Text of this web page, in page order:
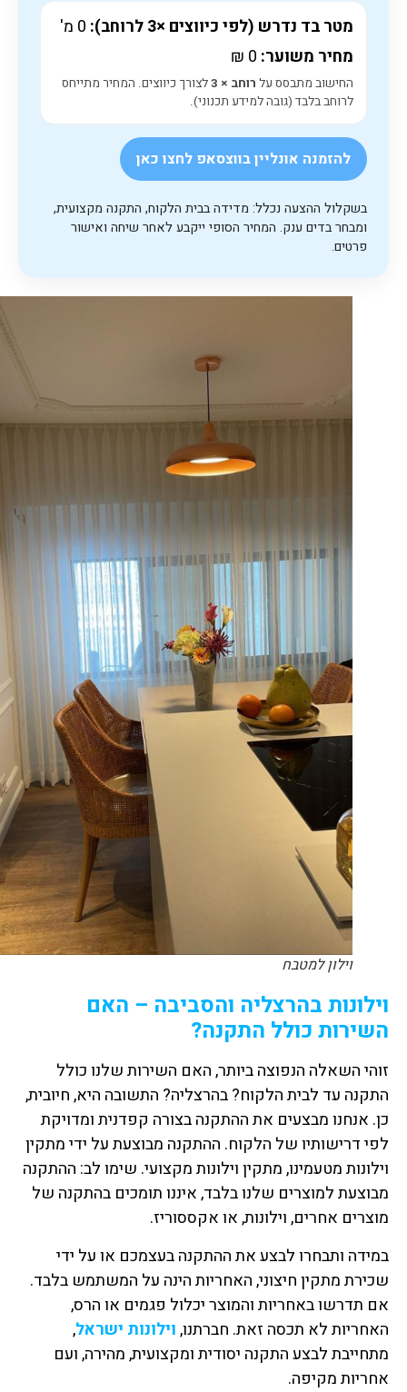
מטר בד נדרש (לפי כיווצים ×3 לרוחב): 0מ'
מחיר משוער:0
₪
החישוב מתבסס על רוחב × 3 לצורך כיווצים. המחיר מתייחס
לרוחב בלבד (גובה למידע תכנוני).
להזמנה אונליין בווצסאפ לחצו כאן
בשקלול ההצעה נכלל: מדידה בבית הלקוח, התקנה מקצועית,
ומבחר בדים ענק. המחיר הסופי ייקבע לאחר שיחה ואישור
פרטים.
וילון למטבח
וילונות בהרצליה והסביבה – האם
השירות כולל התקנה?
זוהי השאלה הנפוצה ביותר, האם השירות שלנו כולל
התקנה עד לבית הלקוח? בהרצליה? התשובה היא, חיובית,
כן. אנחנו מבצעים את ההתקנה בצורה קפדנית ומדויקת
לפי דרישותיו של הלקוח. ההתקנה מבוצעת על ידי מתקין
וילונות מטעמינו, מתקין וילונות מקצועי. שימו לב: ההתקנה
מבוצעת למוצרים שלנו בלבד, איננו תומכים בהתקנה של
מוצרים אחרים, וילונות, או אקססוריז.
במידה ותבחרו לבצע את ההתקנה בעצמכם או על ידי
שכירת מתקין חיצוני, האחריות הינה על המשתמש בלבד.
אם תדרשו באחריות והמוצר יכלול פגמים או הרס,
האחריות לא תכסה זאת. חברתנו,וילונות ישראל,
מתחייבת לבצע התקנה יסודית ומקצועית, מהירה, ועם
אחריות מקיפה.